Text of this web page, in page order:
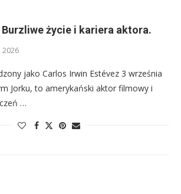
Burzliwe życie i kariera aktora.
2026
jako Carlos Irwin Estévez 3 września
Jorku, to amerykański aktor filmowy i
…